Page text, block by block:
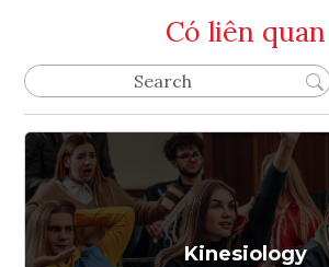
Có liên quan
Kinesiology